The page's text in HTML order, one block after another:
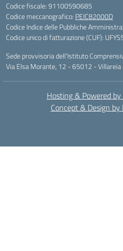
Codice fiscale: 91100590685
Codice meccanografico: PEIC82000D
Codice Indice delle Pubbliche
Codice unico di fatturazione (CUF):
Sede provvisoria dell'Istituto
Via Elsa Morante, 12 - 65012 - Villareia
Hosting & Powered by
Concept & Design